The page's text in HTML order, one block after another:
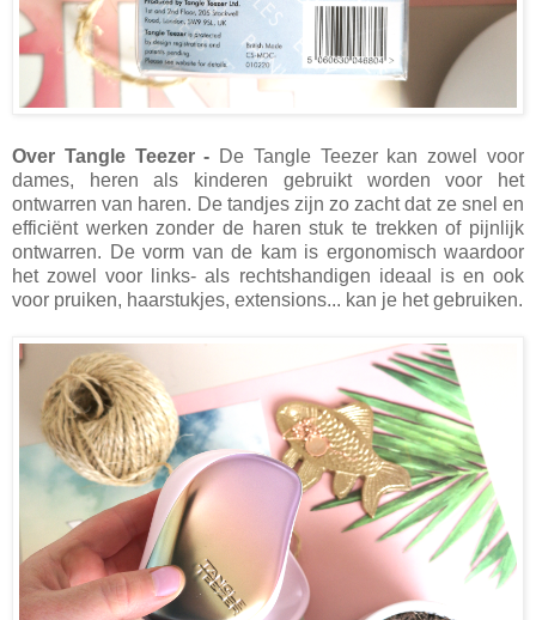
Over Tangle Teezer - De Tangle Teezer kan zowel voor
dames, heren als kinderen gebruikt worden voor het
ontwarren van haren. De tandjes zijn zo zacht dat ze snel en
efficiënt werken zonder de haren stuk te trekken of pijnlijk
ontwarren. De vorm van de kam is ergonomisch waardoor
het zowel voor links- als rechtshandigen ideaal is en ook
voor pruiken, haarstukjes, extensions... kan je het gebruiken.